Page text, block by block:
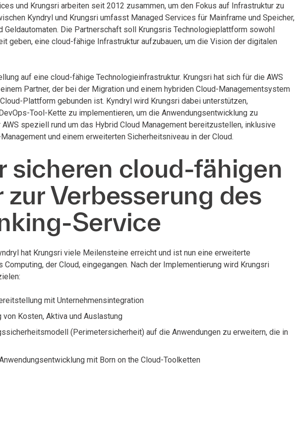
und Krungsri arbeiten seit 2012 zusammen, um den Fokus auf Infrastruktur zu
Kyndryl und Krungsri umfasst Managed Services für Mainframe und Speicher,
Geldautomaten. Die Partnerschaft soll Krungsris Technologieplattform sowohl
geben, eine cloud-fähige Infrastruktur aufzubauen, um die Vision der digitalen
auf eine cloud-fähige Technologieinfrastruktur. Krungsri hat sich für die AWS
Partner, der bei der Migration und einem hybriden Cloud-Managementsystem
Plattform gebunden ist. Kyndryl wird Krungsri dabei unterstützen,
Tool-Kette zu implementieren, um die Anwendungsentwicklung zu
speziell rund um das Hybrid Cloud Management bereitzustellen, inklusive
und einem erweiterten Sicherheitsniveau in der Cloud.
sicheren cloud-fähigen
Verbesserung des
Service
hat Krungsri viele Meilensteine erreicht und ist nun eine erweiterte
der Cloud, eingegangen. Nach der Implementierung wird Krungsri
mit Unternehmensintegration
Kosten, Aktiva und Auslastung
(Perimetersicherheit) auf die Anwendungen zu erweitern, die in
mit Born on the Cloud-Toolketten